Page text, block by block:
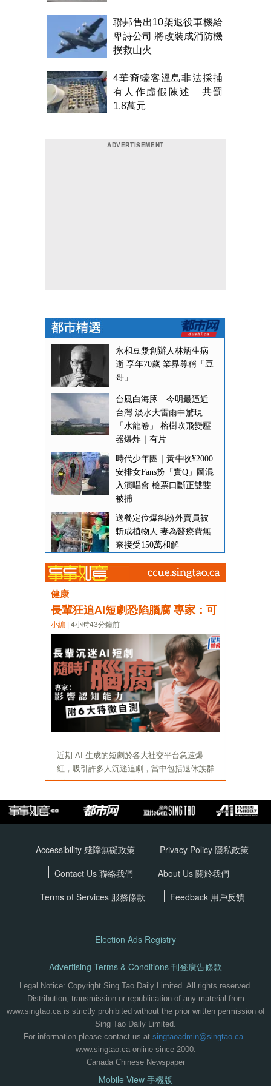
聯邦售出10架退役軍機給
卑詩公司 將改裝成消防機
撲救山火
4華裔蠔客溫島非法採捕
有人作虛假陳述 共罰
1.8萬元
Accessibility 殘障無礙政策 Privacy Policy 隱私政策
Contact Us 聯絡我們
About Us 關於我們
Terms of Services 服務條款 Feedback 用戶反饋
Election Ads Registry
Advertising Terms & Conditions 刊登廣告條款
Legal Notice: Copyright Sing Tao Daily Limited. All rights reserved.
Distribution, transmission or republication of any material from
www.singtao.ca is strictly prohibited without the prior written permission of
Sing Tao Daily Limited.
For information please contact us at singtaoadmin@singtao.ca.
www.singtao.ca online since 2000.
Canada Chinese Newspaper
Mobile View 手機版